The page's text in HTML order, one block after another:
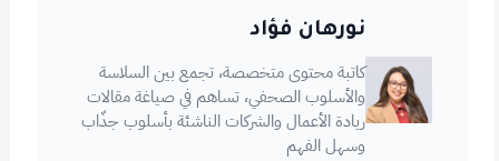
نورهان فؤاد
كاتبة محتوى متخصصة، تجمع بين السلاسة
والأسلوب الصحفي، تساهم في صياغة مقالات
ريادة الأعمال والشركات الناشئة بأسلوب جذّاب
وسهل الفهم